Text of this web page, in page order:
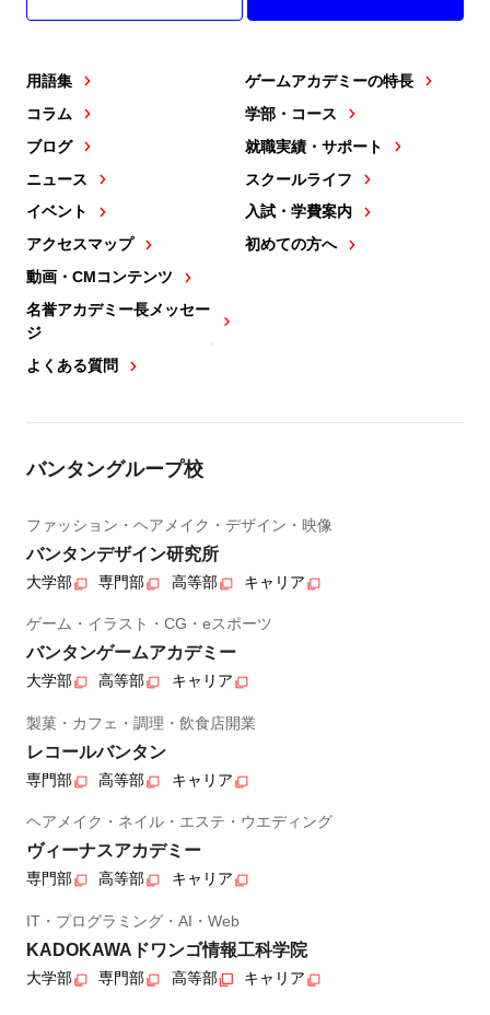
用語集
コラム
ブログ
ニュース
イベント
アクセスマップ
動画・CMコンテンツ
名誉アカデミー長メッセー
ジ
よくある質問
ゲームアカデミーの特長
学部・コース
就職実績・サポート
スクールライフ
入試・学費案内
初めての方へ
バンタングループ校
ファッション・ヘアメイク・デザイン・映像
バンタンデザイン研究所
大学部 専門部 高等部 キャリア
ゲーム・イラスト・CG・eスポーツ
バンタンゲームアカデミー
大学部 高等部 キャリア
製菓・カフェ・調理・飲食店開業
レコールバンタン
専門部 高等部 キャリア
ヘアメイク・ネイル・エステ・ウエディング
ヴィーナスアカデミー
専門部 高等部 キャリア
IT・プログラミング・AI・Web
KADOKAWAドワンゴ情報工科学院
大学部 専門部 高等部 キャリア